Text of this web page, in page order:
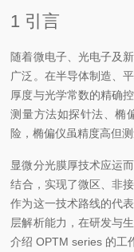
1 引言
随着微电子、光电子及
广泛。在半导体制造、
厚度与光学常数的精确
测量方法如探针法、椭
险，椭偏仪虽精度高但
显微分光膜厚技术应运
结合，实现了微区、非
作为这一技术路线的代
层解析能力，在研发与
介绍 OPTM series 的工